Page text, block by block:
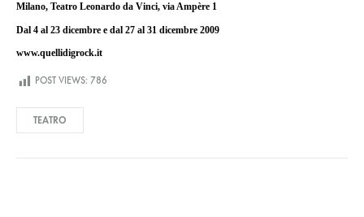
Milano, Teatro Leonardo da Vinci, via Ampère 1
Dal 4 al 23 dicembre e dal 27 al 31 dicembre 2009
www.quellidigrock.it
POST VIEWS: 786
TEATRO